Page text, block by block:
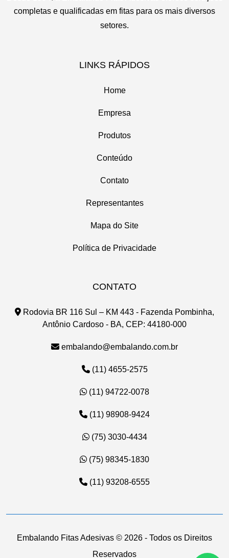
completas e qualificadas em fitas para os mais diversos
setores.
LINKS RÁPIDOS
Home
Empresa
Produtos
Conteúdo
Contato
Representantes
Mapa do Site
Política de Privacidade
CONTATO
Rodovia BR 116 Sul – KM 443 - Fazenda Pombinha,
Antônio Cardoso - BA, CEP: 44180-000
embalando@embalando.com.br
(11) 4655-2575
(11) 94722-0078
(11) 98908-9424
(75) 3030-4434
(75) 98345-1830
(11) 93208-6555
Embalando Fitas Adesivas © 2026 - Todos os Direitos
Reservados